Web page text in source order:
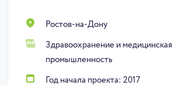
Ростов-на-Дону
Здравоохранение и медицинская
промышленность
Год начала проекта: 2017